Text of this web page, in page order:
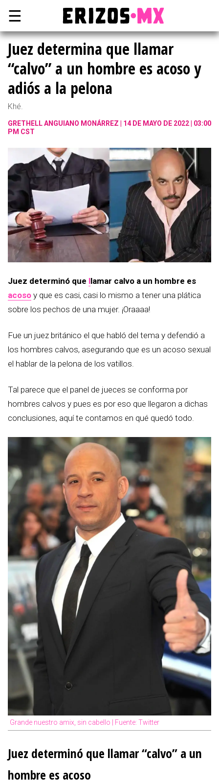
☰
Juez determina que llamar
“calvo” a un hombre es acoso y
adiós a la pelona
Khé.
GRETHELL ANGUIANO MONÁRREZ
14 DE MAYO DE 2022 | 03:00
PM CST
Juez determinó que llamar calvo a un hombre es
acoso y que es casi, casi lo mismo a tener una plática
sobre los pechos de una mujer. ¡Oraaaa!
Fue un juez británico el que habló del tema y defendió a
los hombres calvos, asegurando que es un acoso sexual
el hablar de la pelona de los vatillos.
Tal parece que el panel de jueces se conforma por
hombres calvos y pues es por eso que llegaron a dichas
conclusiones, aquí te contamos en qué quedó todo.
Grande nuestro amix, sin cabello | Fuente: Twitter
Juez determinó que llamar “calvo” a un
hombre es acoso